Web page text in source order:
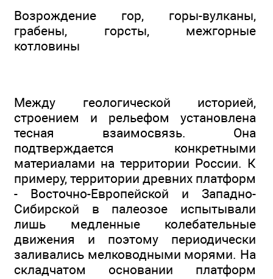
Возрождение гор, горы-вулканы,
грабены, горсты, межгорные
котловины
Между геологической историей,
строением и рельефом установлена
тесная взаимосвязь. Она
подтверждается конкретными
материалами на территории России. К
примеру, территории древних платформ
- Восточно-Европейской и Западно-
Сибирской в палеозое испытывали
лишь медленные колебательные
движения и поэтому периодически
заливались мелководными морями. На
складчатом основании платформ